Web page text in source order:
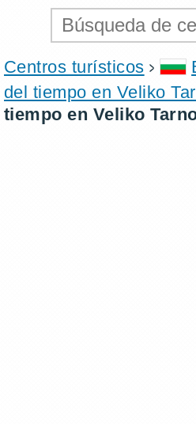
Centros turísticos
del tiempo en Veliko
tiempo en Veliko